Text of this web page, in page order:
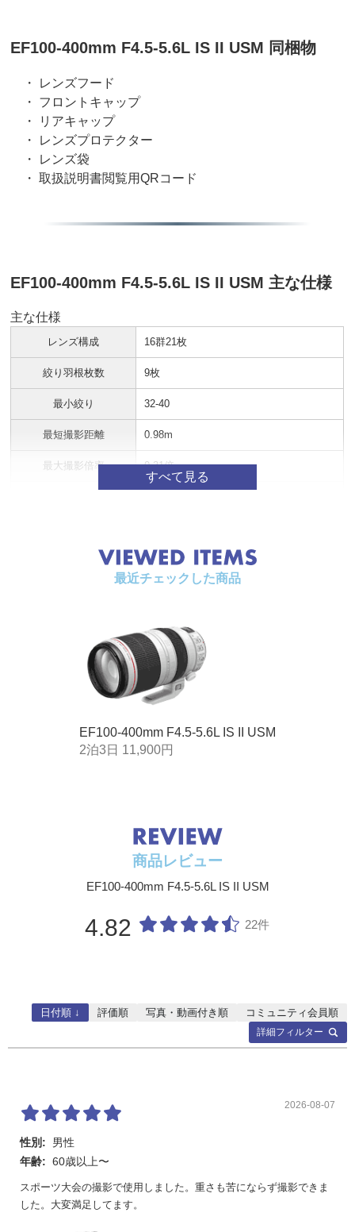
EF100-400mm F4.5-5.6L IS II USM 同梱物
・ レンズフード
・ フロントキャップ
・ リアキャップ
・ レンズプロテクター
・ レンズ袋
・ 取扱説明書閲覧用QRコード
EF100-400mm F4.5-5.6L IS II USM 主な仕様
主な仕様
レンズ構成 16群21枚
絞り羽根枚数 9枚
最小絞り 32-40
最短撮影距離 0.98m
最大撮影倍率 0.31倍
1,640g（三脚座装着時）
最近チェックした商品
EF100-400mm F4.5-5.6L IS II USM
2泊3日 11,900円
商品レビュー
EF100-400mm F4.5-5.6L IS II USM
4.82 22件
詳細フィルター
日付順 ↓ 評価順 写真・動画付き順 コミュニティ会員順
2026-08-07
性別:
男性
年齢: 60歳以上〜
スポーツ大会の撮影で使用しました。重さも苦にならず撮影できま
した。大変満足してます。